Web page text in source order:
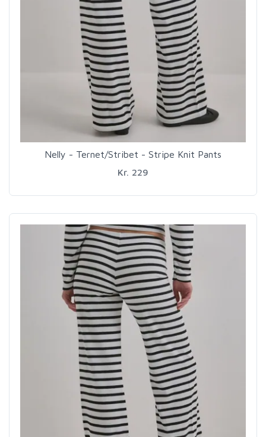
Nelly - Ternet/Stribet - Stripe Knit Pants
Kr. 229